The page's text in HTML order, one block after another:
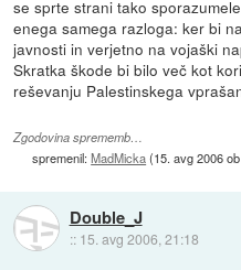
se sprte strani tako
enega samega razloga: ker bi
javnosti in verjetno na vojaški
Skratka škode bi bilo več kot
reševanju Palestinskega
Zgodovina sprememb…
spremenil:MadMicka(15. avg 2006
Double_J
:: 15. avg 2006, 21:18